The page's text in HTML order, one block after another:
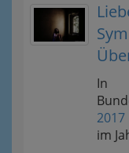
In
im